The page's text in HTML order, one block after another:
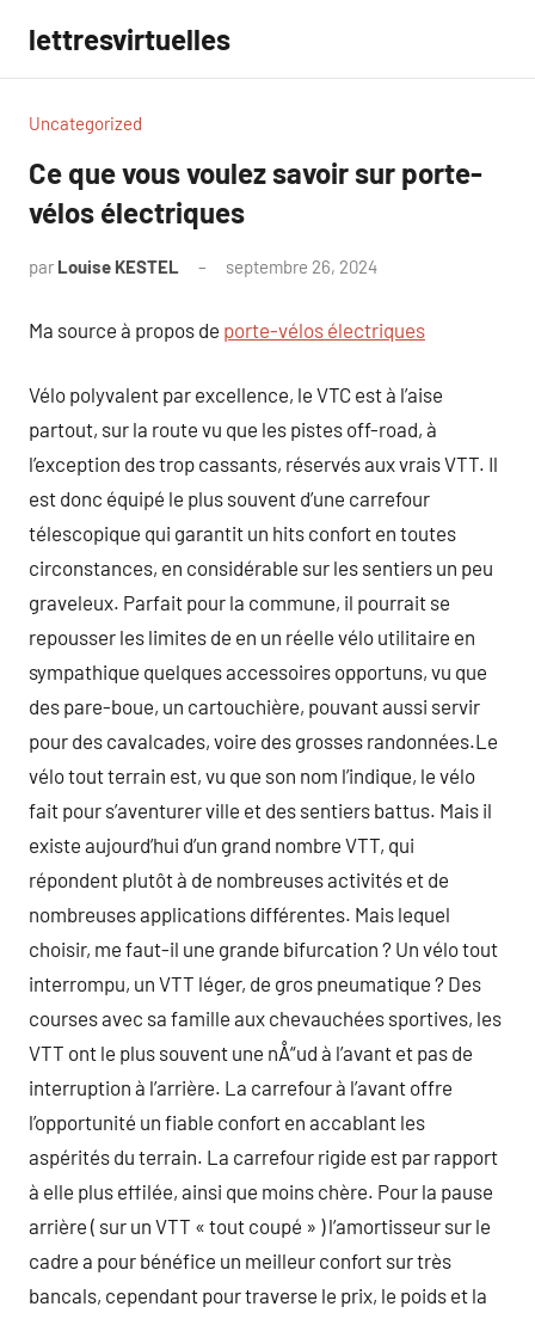
contenu
lettresvirtuelles
Uncategorized
Ce que vous voulez savoir sur porte-
vélos électriques
par Louise KESTEL septembre 26, 2024
Ma source à propos de porte-vélos électriques
Vélo polyvalent par excellence, le VTC est à l’aise
partout, sur la route vu que les pistes off-road, à
l’exception des trop cassants, réservés aux vrais VTT. Il
est donc équipé le plus souvent d’une carrefour
télescopique qui garantit un hits confort en toutes
circonstances, en considérable sur les sentiers un peu
graveleux. Parfait pour la commune, il pourrait se
repousser les limites de en un réelle vélo utilitaire en
sympathique quelques accessoires opportuns, vu que
des pare-boue, un cartouchière, pouvant aussi servir
pour des cavalcades, voire des grosses randonnées.Le
vélo tout terrain est, vu que son nom l’indique, le vélo
fait pour s’aventurer ville et des sentiers battus. Mais il
existe aujourd’hui d’un grand nombre VTT, qui
répondent plutôt à de nombreuses activités et de
nombreuses applications différentes. Mais lequel
choisir, me faut-il une grande bifurcation ? Un vélo tout
interrompu, un VTT léger, de gros pneumatique ? Des
courses avec sa famille aux chevauchées sportives, les
VTT ont le plus souvent une nÅ“ud à l’avant et pas de
interruption à l’arrière. La carrefour à l’avant offre
l’opportunité un fiable confort en accablant les
aspérités du terrain. La carrefour rigide est par rapport
à elle plus effilée, ainsi que moins chère. Pour la pause
arrière ( sur un VTT « tout coupé » ) l’amortisseur sur le
cadre a pour bénéfice un meilleur confort sur très
bancals, cependant pour traverse le prix, le poids et la